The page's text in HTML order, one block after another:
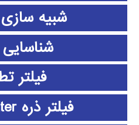
شبیه
فیلتر
فیلتر ذره particle filter